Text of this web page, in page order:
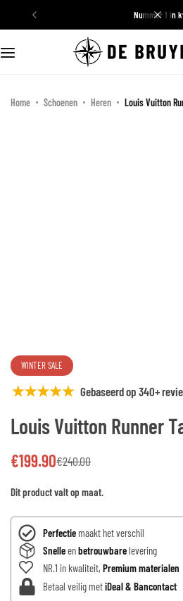
nummer 1 in
Home Schoenen Heren Louis Vuitton
WINTER SALE
Gebaseerd op 340+
Louis Vuitton Runner
€240.00
€199.90
Dit product valt op maat.
Perfectie maakt het verschil
Snelleenbetrouwbarelevering
NR.1 in kwaliteit, Premium materialen
Betaal veilig metiDeal & Bancontact
Schoenen